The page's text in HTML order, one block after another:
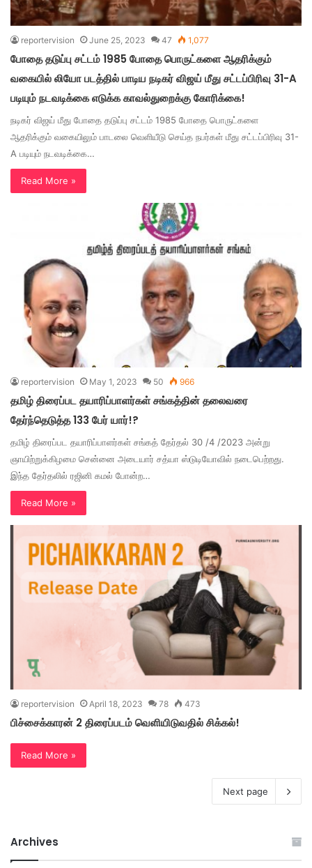
reportervision June 25, 2023 47 1,077
போதை தடுப்பு சட்டம் 1985 போதை பொருட்களை ஆதரிக்கும்
வகையில் லியோ படத்தில் பாடிய நடிகர் விஜய் மீது சட்டப்பிரிவு 31-A
படியும் நடவடிக்கை எடுக்க காவல்துறைக்கு கோரிக்கை!
நடிகர் விஜய் மீது போதை தடுப்பு சட்டம் 1985 போதை பொருட்களை
ஆதரிக்கும் வகையிலும் பாடலை வெளியீடு செய்த நபர்கள் மீது சட்டப்பிரிவு 31-
A படியும் நடவடிக்கை…
Read More »
reportervision May 1, 2023 50 966
தமிழ் திரைப்பட தயாரிப்பாளர்கள் சங்கத்தின் தலைவரை
தேர்ந்தெடுத்த 133 பேர் யார்!?
தமிழ் திரைப்பட தயாரிப்பாளர்கள் சங்கத் தேர்தல் 30 /4 /2023 அன்று
ஞாயிற்றுக்கிழமை சென்னை அடையார் சத்யா ஸ்டுடியோவில் நடைபெற்றது.
இந்த தேர்தலில் ரஜினி கமல் போன்ற…
Read More »
reportervision April 18, 2023 78 473
பிச்சைக்காரன் 2 திரைப்படம் வெளியிடுவதில் சிக்கல்!
Read More »
Next page
Archives